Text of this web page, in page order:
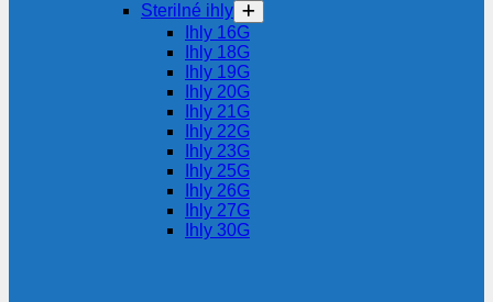
Sterilné ihly
Ihly 16G
Ihly 18G
Ihly 19G
Ihly 20G
Ihly 21G
Ihly 22G
Ihly 23G
Ihly 25G
Ihly 26G
Ihly 27G
Ihly 30G